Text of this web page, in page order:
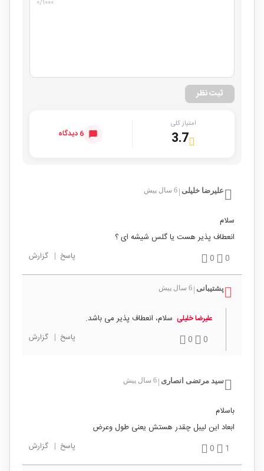
ثبت نظر
امتیاز کلی
3.7 6 دیدگاه
علیرضا خلیلی 6 سال پیش
سلام
انعطاف پذیر هست یا گلس شیشه ای ؟
0
0 پاسخ | گزارش
پشتیبانی 6 سال پیش
علیرضا خلیلی سلام، انعطاف پذیر می باشد.
0
0 پاسخ | گزارش
سید مرتضی انصاری 6 سال پیش
باسلام
ابعاد این لیبل چقدر هستش یعنی طول وعرض
1
0 پاسخ | گزارش